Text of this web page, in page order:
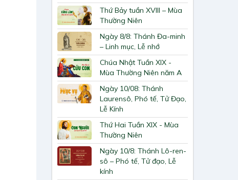
Thứ Bảy tuần XVIII – Mùa
Thường Niên
Ngày 8/8: Thánh Đa-minh
– Linh mục, Lễ nhớ
Chúa Nhật Tuần XIX -
Mùa Thường Niên năm A
Ngày 10/08: Thánh
Laurensô, Phó tế, Tử Đạo,
Lễ Kính
Thứ Hai Tuần XIX - Mùa
Thường Niên
Ngày 10/8: Thánh Lô-ren-
sô – Phó tế, Tử đạo, Lễ
kính